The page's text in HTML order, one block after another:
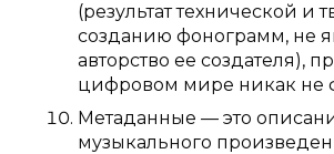
(результат технической
созданию фонограмм, не
авторство ее создателя),
цифровом мире никак не
Метаданные — это
музыкального